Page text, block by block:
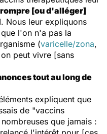
[ou d'alléger]
. Nous leur expliquons
l'on n'a pas la
(varicelle/zona,
peut vivre [sans
tout au long de
expliquent que
de "vaccins
que jamais :